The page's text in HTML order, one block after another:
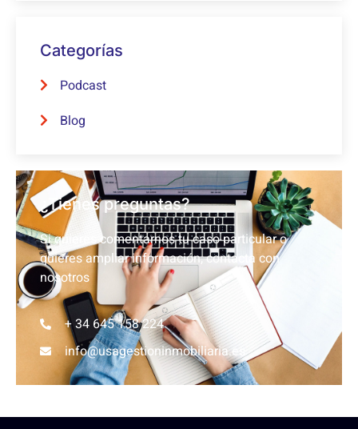
Categorías
Podcast
Blog
¿Tienes preguntas?
Si quieres comentarnos tu caso particular o
quieres ampliar información, contacta con
nosotros
+ 34 645 158 224
info@usagestioninmobiliaria.es